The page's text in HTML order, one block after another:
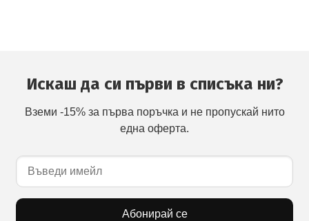
Искаш да си първи в списъка ни?
Вземи -15% за първа поръчка и не пропускай нито
една оферта.
Абонирай се